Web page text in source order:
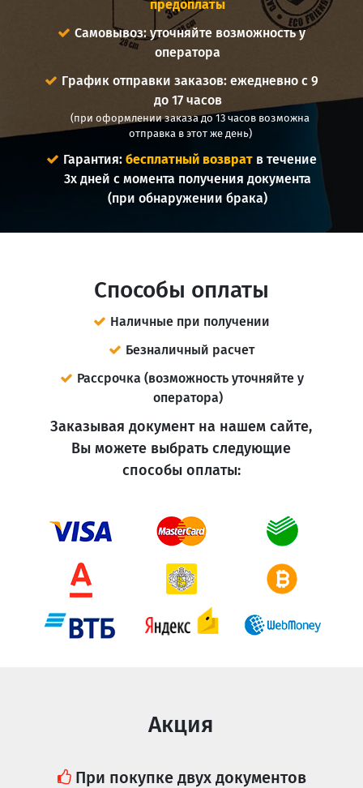
предоплаты
Самовывоз: уточняйте возможность у
оператора
График отправки заказов: ежедневно с 9
до 17 часов
(при оформлении заказа до 13 часов возможна
отправка в этот же день)
Гарантия:бесплатный возврат в течение
3х дней с момента получения документа
(при обнаружении брака)
Способы оплаты
Наличные при получении
Безналичный расчет
Рассрочка (возможность уточняйте у
оператора)
Заказывая документ на нашем сайте,
Вы можете выбрать следующие
способы оплаты:
Акция
При покупке двух документов